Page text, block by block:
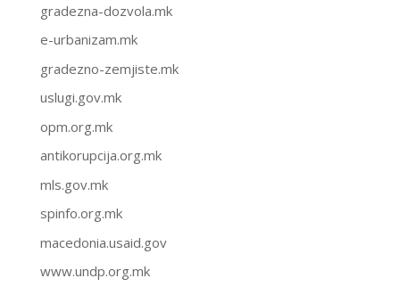
gradezna-dozvola.mk
e-urbanizam.mk
gradezno-zemjiste.mk
uslugi.gov.mk
opm.org.mk
antikorupcija.org.mk
mls.gov.mk
spinfo.org.mk
macedonia.usaid.gov
www.undp.org.mk